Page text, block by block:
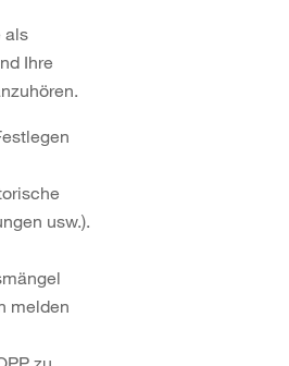
als
Ihre
usw.).
melden